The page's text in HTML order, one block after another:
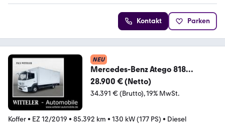
Kontakt Parken
NEU
Mercedes-Benz Atego 818
4x2/KLIMA/LBW 1.0 TO./AHK
ZAA/D.-LUKE
28.900 € (Netto)
34.391 € (Brutto) 19% MwSt.
Koffer• EZ 12/2019 • 85.392 km • 130 kW (177 PS) • Diesel